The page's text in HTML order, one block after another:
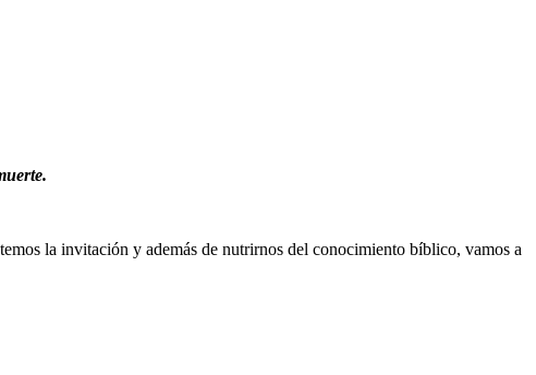
la invitación y además de nutrirnos del conocimiento bíblico, vamos a